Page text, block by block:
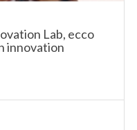
Lab, ecco
innovation